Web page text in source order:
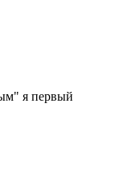
я первый